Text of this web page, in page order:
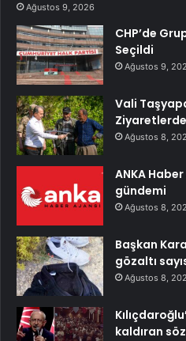
Ağustos 9, 2026
CHP’de
Seçildi
Ağustos 9,
Vali
Ağustos 8,
ANKA
gündemi
Ağustos 8,
Başkan
gözaltı
Ağustos 8,
kaldıran